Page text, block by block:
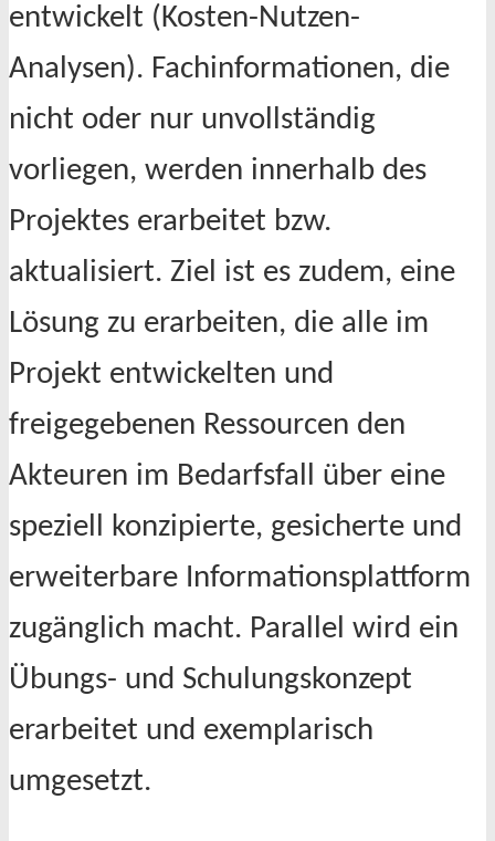
entwickelt (Kosten-Nutzen-
Analysen). Fachinformationen, die
nicht oder nur unvollständig
vorliegen, werden innerhalb des
Projektes erarbeitet bzw.
aktualisiert. Ziel ist es zudem, eine
Lösung zu erarbeiten, die alle im
Projekt entwickelten und
freigegebenen Ressourcen den
Akteuren im Bedarfsfall über eine
speziell konzipierte, gesicherte und
erweiterbare Informationsplattform
zugänglich macht. Parallel wird ein
Übungs- und Schulungskonzept
erarbeitet und exemplarisch
umgesetzt.